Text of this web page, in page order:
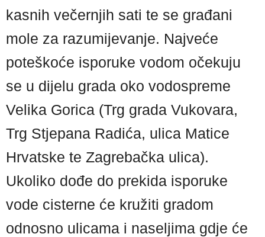
kasnih večernjih sati te se građani
mole za razumijevanje. Najveće
poteškoće isporuke vodom očekuju
se u dijelu grada oko vodospreme
Velika Gorica (Trg grada Vukovara,
Trg Stjepana Radića, ulica Matice
Hrvatske te Zagrebačka ulica).
Ukoliko dođe do prekida isporuke
vode cisterne će kružiti gradom
odnosno ulicama i naseljima gdje će